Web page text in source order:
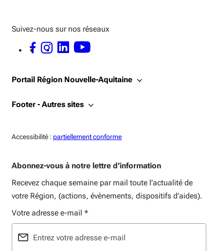
Suivez-nous sur nos réseaux
FACEBOOK - OUVERTURE DANS UNE NOUVELLE FENÊTRE
INSTAGRAM - OUVERTURE DANS UNE NOUVELLE FENÊTRE
LINKEDIN - OUVERTURE DANS UNE NOUVELLE FENÊTRE
YOUTUBE - OUVERTURE DANS UNE NOUVELLE FENÊTRE
Portail Région Nouvelle-Aquitaine
Footer - Autres sites
Accessibilité : Accessiblité:
partiellement conforme
Abonnez-vous à notre lettre d’information
Recevez chaque semaine par mail toute l’actualité de
votre Région, (actions, évènements, dispositifs d’aides).
Votre adresse e-mail *